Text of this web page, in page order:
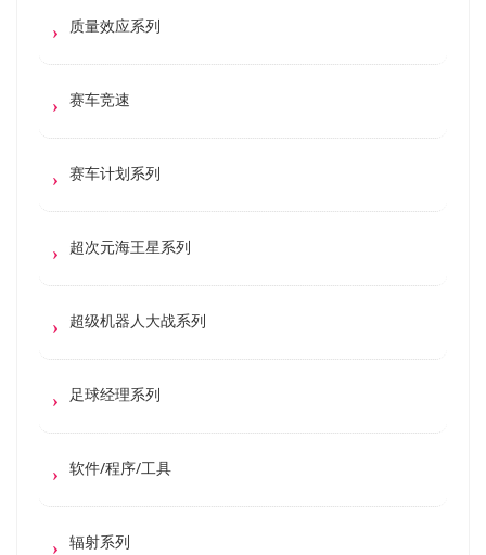
质量效应系列
赛车竞速
赛车计划系列
超次元海王星系列
超级机器人大战系列
足球经理系列
软件/程序/工具
辐射系列